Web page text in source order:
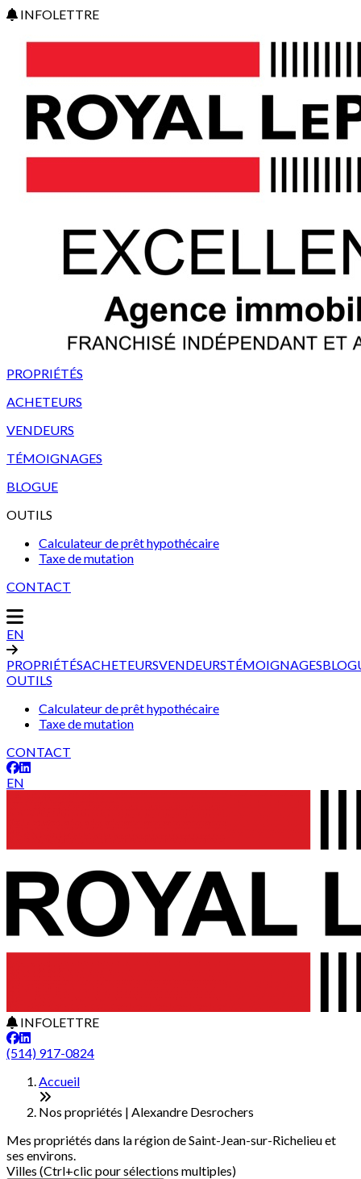
INFOLETTRE
PROPRIÉTÉS
ACHETEURS
VENDEURS
TÉMOIGNAGES
BLOGUE
OUTILS
Calculateur de prêt hypothécaire
Taxe de mutation
CONTACT
EN
PROPRIÉTÉSACHETEURSVENDEURSTÉMOIGNAGES
OUTILS
Calculateur de prêt hypothécaire
Taxe de mutation
CONTACT
EN
INFOLETTRE
(514) 917-0824
+
−
Accueil
Nos propriétés | Alexandre Desrochers
Mes propriétés dans la région de Saint-Jean-sur-Richelieu et
ses environs.
Villes (Ctrl+clic pour sélections multiples)